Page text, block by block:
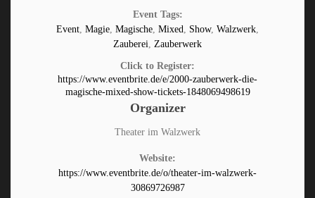
Event Tags:
Event, Magie, Magische, Mixed, Show, Walzwerk,
Zauberei, Zauberwerk
Click to Register:
https://www.eventbrite.de/e/2000-zauberwerk-die-
magische-mixed-show-tickets-1848069498619
Organizer
Theater im Walzwerk
Website:
https://www.eventbrite.de/o/theater-im-walzwerk-
30869726987